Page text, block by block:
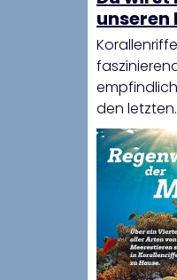
passiert!
den letzten.